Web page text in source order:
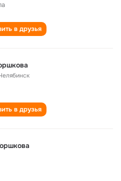
в друзья
в друзья